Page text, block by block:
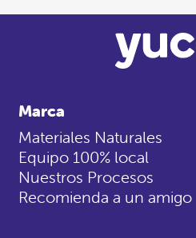
Marca
Materiales Naturales
Equipo 100% local
Nuestros Procesos
Recomienda a un amigo